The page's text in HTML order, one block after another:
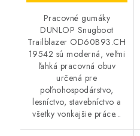
Pracovné gumáky
DUNLOP Snugboot
Trailblazer OD60B93.CH
19542 sú moderná, veľmi
ľahká pracovná obuv
určená pre
poľnohospodárstvo,
lesníctvo, stavebníctvo a
všetky vonkajšie práce...